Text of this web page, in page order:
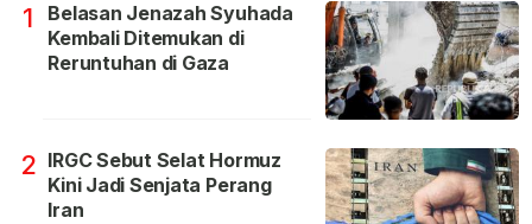
1
Belasan Jenazah Syuhada
Kembali Ditemukan di
Reruntuhan di Gaza
2 IRGC Sebut Selat Hormuz
Kini Jadi Senjata Perang
Iran